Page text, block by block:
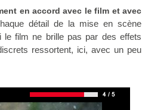
en accord avec le film et avec
détail de la mise en scène
film ne brille pas par des effets
ressortent, ici, avec un peu